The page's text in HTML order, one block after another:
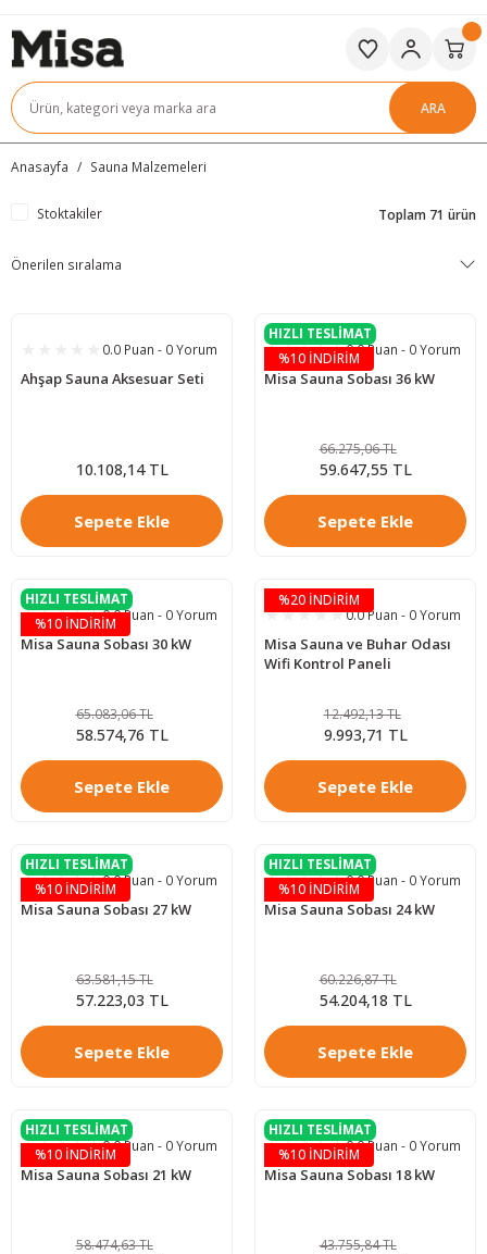
ARA
Anasayfa Sauna Malzemeleri
Stoktakiler Toplam 71 ürün
0.0 Puan - 0 Yorum
Ahşap Sauna Aksesuar Seti
10.108,14 TL
Sepete Ekle
HIZLI TESLİMAT
%10 İNDİRİM
0.0 Puan - 0 Yorum
Misa Sauna Sobası 36 kW
66.275,06 TL
59.647,55 TL
Sepete Ekle
HIZLI TESLİMAT
%10 İNDİRİM
0.0 Puan - 0 Yorum
Misa Sauna Sobası 30 kW
65.083,06 TL
58.574,76 TL
Sepete Ekle
%20 İNDİRİM
0.0 Puan - 0 Yorum
Misa Sauna ve Buhar Odası
Wifi Kontrol Paneli
12.492,13 TL
9.993,71 TL
Sepete Ekle
HIZLI TESLİMAT
%10 İNDİRİM
0.0 Puan - 0 Yorum
Misa Sauna Sobası 27 kW
63.581,15 TL
57.223,03 TL
Sepete Ekle
HIZLI TESLİMAT
%10 İNDİRİM
0.0 Puan - 0 Yorum
Misa Sauna Sobası 24 kW
60.226,87 TL
54.204,18 TL
Sepete Ekle
HIZLI TESLİMAT
%10 İNDİRİM
0.0 Puan - 0 Yorum
Misa Sauna Sobası 21 kW
58.474,63 TL
HIZLI TESLİMAT
%10 İNDİRİM
0.0 Puan - 0 Yorum
Misa Sauna Sobası 18 kW
43.755,84 TL